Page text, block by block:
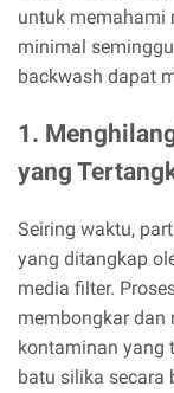
untuk memahami
minimal
backwash dapat
1.
yang
Seiring waktu,
yang ditangkap
media filter.
membongkar dan
kontaminan yang
batu silika secara